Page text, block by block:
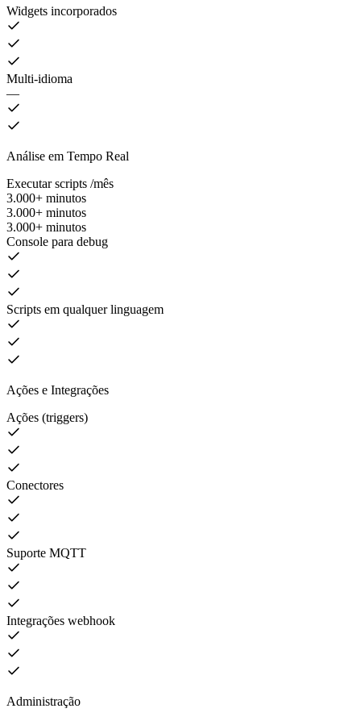
Widgets incorporados
Multi-idioma
—
Análise em Tempo Real
Executar scripts /mês
3.000+ minutos
3.000+ minutos
3.000+ minutos
Console para debug
Scripts em qualquer linguagem
Ações e Integrações
Ações (triggers)
Conectores
Suporte MQTT
Integrações webhook
Administração